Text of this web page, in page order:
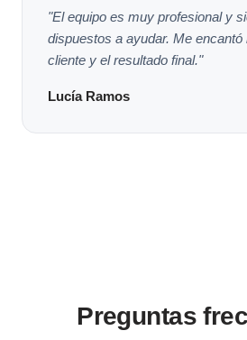
"El equipo es muy profesional y
dispuestos a ayudar. Me encantó
cliente y el resultado final."
Lucía Ramos
Preguntas